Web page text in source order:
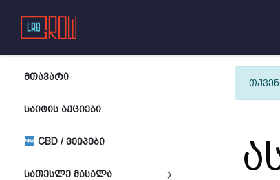
ᲛᲗᲐᲕᲐᲠᲘ
ᲡᲐᲘᲢᲘᲡ ᲐᲥᲪᲘᲔᲑᲘ
CBD / ᲕᲔᲘᲞᲔᲑᲘ
ᲡᲐᲗᲔᲡᲚᲔ ᲛᲐᲡᲐᲚᲐ